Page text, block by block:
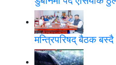
मन्त्रिपरिषद् बैठक बस्दै